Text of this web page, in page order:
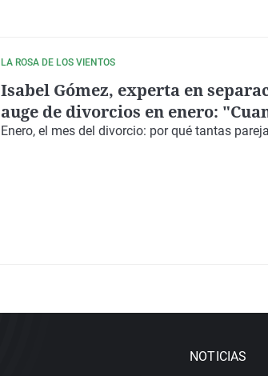
LA ROSA DE LOS VIENTOS
Isabel Gómez, experta en
auge de divorcios en enero:
rutina es cuando salen los
Enero, el mes del divorcio: por qué tantas
NOTICIAS